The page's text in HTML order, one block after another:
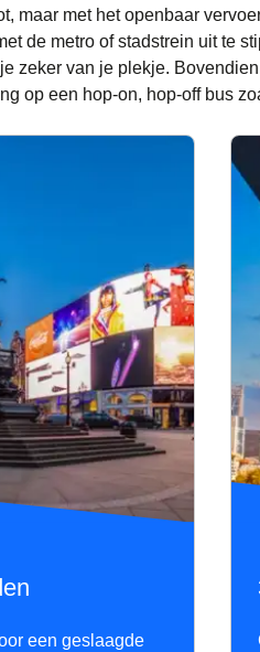
maar met het openbaar
tab)
de metro of stadstrein uit te
zeker van je plekje.
op een hop-on, hop-off bus
een geslaagde